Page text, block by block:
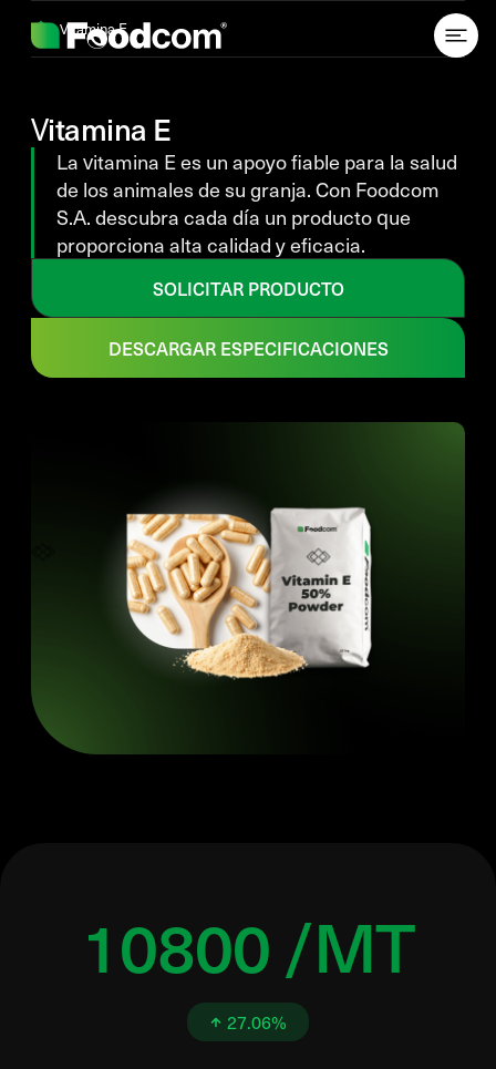
Vitamina E
Vitamina E
La vitamina E es un apoyo fiable para la salud
de los animales de su granja. Con Foodcom
S.A. descubra cada día un producto que
proporciona alta calidad y eficacia.
SOLICITAR PRODUCTO
DESCARGAR ESPECIFICACIONES
10800 /MT
27.06%